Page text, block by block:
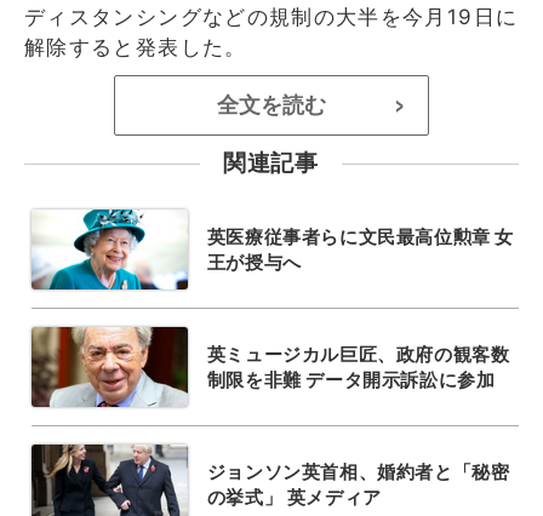
ディスタンシングなどの規制の大半を今月19日に
解除すると発表した。
全文を読む >
関連記事
英医療従事者らに文民最高位勲章 女
王が授与へ
英ミュージカル巨匠、政府の観客数
制限を非難 データ開示訴訟に参加
ジョンソン英首相、婚約者と「秘密
の挙式」 英メディア